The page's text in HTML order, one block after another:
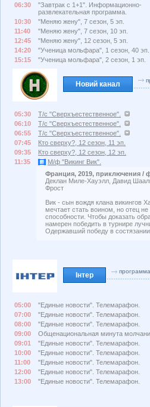
06:30
"Завтрак с 1+1". Информационно-
развлекательная программа.
10:30
"Меняю жену", 7 сезон, 5 эп.
11:40
"Меняю жену", 7 сезон, 10 эп.
12:45
"Меняю жену", 12 сезон, 5 эп.
14:20
"Ученица мольфара", 1 сезон, 40 эп.
15:15
"Ученица мольфара", 2 сезон, 1 эп.
Новий канал
05:30
Т/с "Сверхъестественное".
06:10
Т/с "Сверхъестественное".
06:55
Т/с "Сверхъестественное".
07:45
Кто сверху?, 12 сезон, 11 эп.
09:35
Кто сверху?, 12 сезон, 12 эп.
11:35
М/ф "Викинг Вик".
Франция, 2019, приключения /
Деклан Миле-Хауэлл, Давид
Фрост
Вик - сын вождя клана викингов
мечтает стать воином, но отец не
способности. Чтобы доказать
намерен победить в турнире
Одержавший победу в
Інтер
05:00
"Единые новости". Телемарафон.
07:00
"Единые новости". Телемарафон.
08:00
"Единые новости". Телемарафон.
09:00
Общенациональная минута
09:01
"Единые новости". Телемарафон.
10:00
"Единые новости". Телемарафон.
11:00
"Единые новости". Телемарафон.
12:00
"Единые новости". Телемарафон.
13:00
"Единые новости". Телемарафон.